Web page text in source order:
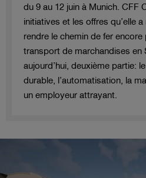
du 9 au 12 juin à Munich. CFF
initiatives et les offres qu’elle
rendre le chemin de fer
transport de marchandises en
aujourd’hui, deuxième partie:
durable, l’automatisation, la
un employeur attrayant.